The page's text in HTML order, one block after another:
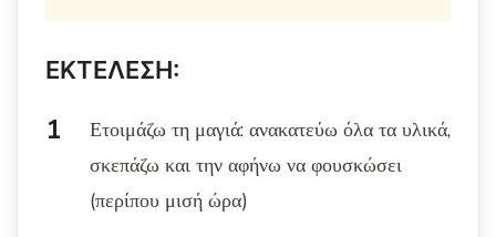
ΕΚΤΕΛΕΣΗ:
Ετοιμάζω τη μαγιά: ανακατεύω όλα τα υλικά,
σκεπάζω και την αφήνω να φουσκώσει
(περίπου μισή ώρα)